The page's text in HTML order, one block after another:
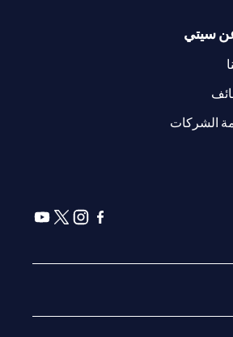
سيتي
(opens in a new tab)
(opens in a new tab)
الشركات
(opens in a new tab)